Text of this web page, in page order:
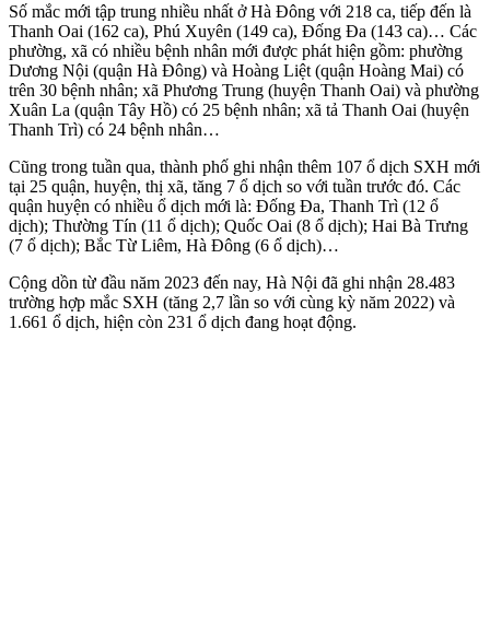
Số mắc mới tập trung nhiều nhất ở Hà Đông với 218 ca, tiếp đến là
Thanh Oai (162 ca), Phú Xuyên (149 ca), Đống Đa (143 ca)… Các
phường, xã có nhiều bệnh nhân mới được phát hiện gồm: phường
Dương Nội (quận Hà Đông) và Hoàng Liệt (quận Hoàng Mai) có
trên 30 bệnh nhân; xã Phương Trung (huyện Thanh Oai) và phường
Xuân La (quận Tây Hồ) có 25 bệnh nhân; xã tả Thanh Oai (huyện
Thanh Trì) có 24 bệnh nhân…
Cũng trong tuần qua, thành phố ghi nhận thêm 107 ổ dịch SXH mới
tại 25 quận, huyện, thị xã, tăng 7 ổ dịch so với tuần trước đó. Các
quận huyện có nhiều ổ dịch mới là: Đống Đa, Thanh Trì (12 ổ
dịch); Thường Tín (11 ổ dịch); Quốc Oai (8 ổ dịch); Hai Bà Trưng
(7 ổ dịch); Bắc Từ Liêm, Hà Đông (6 ổ dịch)…
Cộng dồn từ đầu năm 2023 đến nay, Hà Nội đã ghi nhận 28.483
trường hợp mắc SXH (tăng 2,7 lần so với cùng kỳ năm 2022) và
1.661 ổ dịch, hiện còn 231 ổ dịch đang hoạt động.